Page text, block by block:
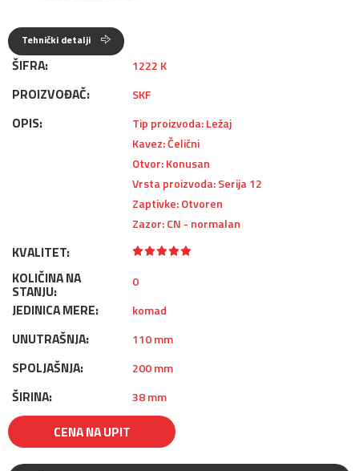
Tehnički detalji
ŠIFRA: 1222 K
PROIZVOĐAČ: SKF
OPIS:
Tip proizvoda: Ležaj
Kavez: Čelični
Otvor: Konusan
Vrsta proizvoda: Serija 12
Zaptivke: Otvoren
Zazor: CN - normalan
KVALITET:
KOLIČINA NA
STANJU:
0
JEDINICA MERE: komad
UNUTRAŠNJA: 110 mm
SPOLJAŠNJA: 200 mm
ŠIRINA: 38 mm
CENA NA UPIT